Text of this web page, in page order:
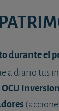
durante el
a diario tus